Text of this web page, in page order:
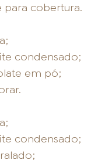
para cobertura.
condensado;
em pó;
condensado;